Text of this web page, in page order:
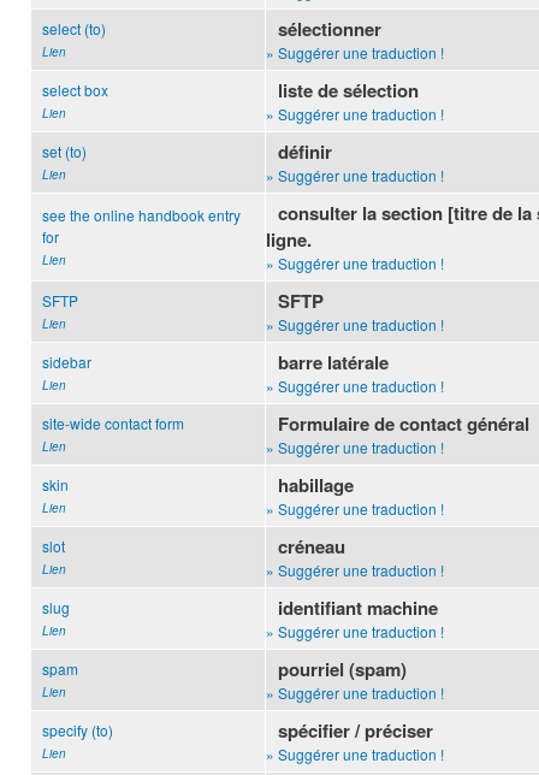
select (to)
Lien
sélectionner
» Suggérer une traduction !
select box
Lien
liste de sélection
» Suggérer une traduction !
set (to)
Lien
définir
» Suggérer une traduction !
see the online handbook entry
for
Lien
consulter la section [titre de
ligne.
» Suggérer une traduction !
SFTP
Lien
SFTP
» Suggérer une traduction !
sidebar
Lien
barre latérale
» Suggérer une traduction !
site-wide contact form
Lien
Formulaire de contact général
» Suggérer une traduction !
skin
Lien
habillage
» Suggérer une traduction !
slot
Lien
créneau
» Suggérer une traduction !
slug
Lien
identifiant machine
» Suggérer une traduction !
spam
Lien
pourriel (spam)
» Suggérer une traduction !
specify (to)
Lien
spécifier / préciser
» Suggérer une traduction !